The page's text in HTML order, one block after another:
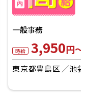
一般事務/日払いOK
時給 3,650円～
東京都豊島区 高